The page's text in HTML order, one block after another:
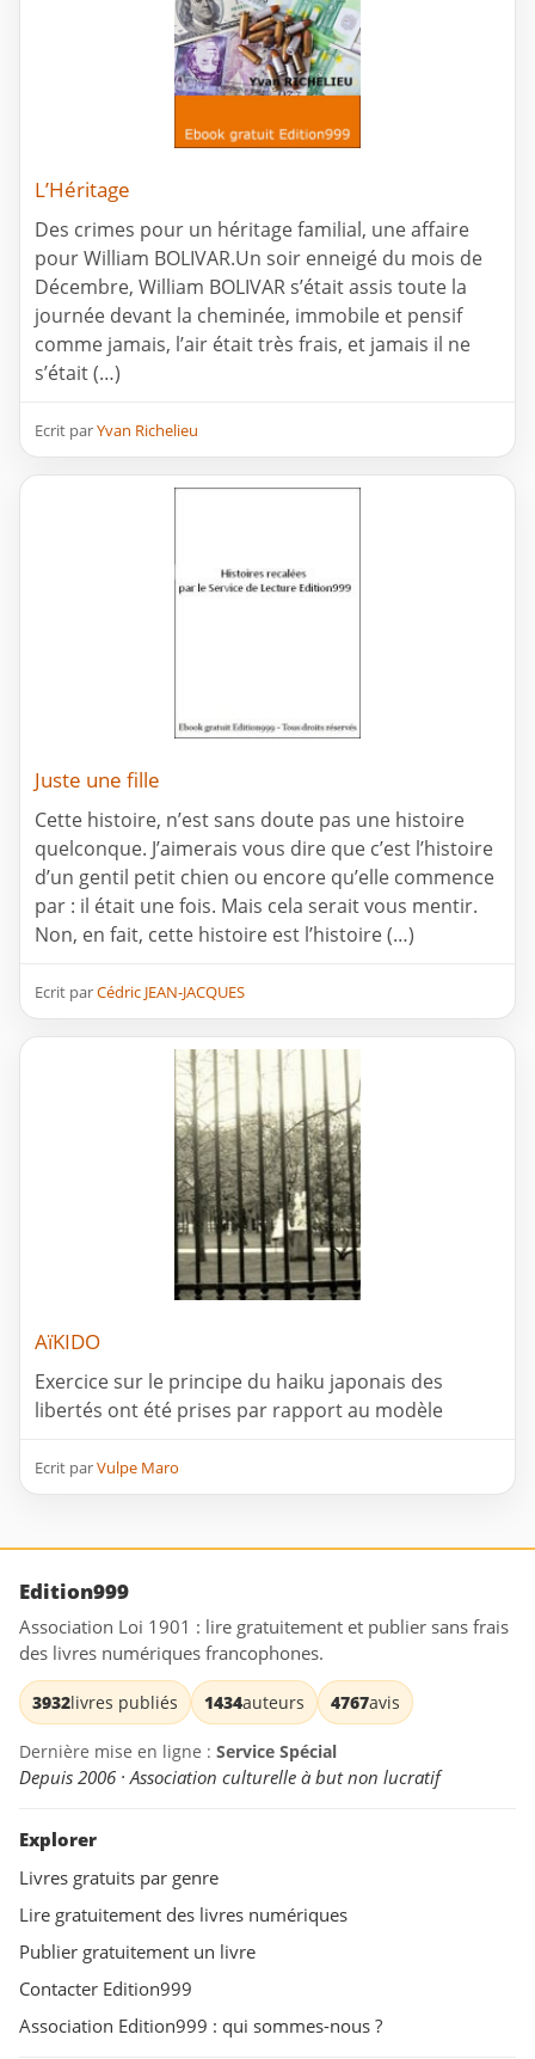
L’Héritage
Des crimes pour un héritage familial, une affaire
pour William BOLIVAR.Un soir enneigé du mois de
Décembre, William BOLIVAR s’était assis toute la
journée devant la cheminée, immobile et pensif
comme jamais, l’air était très frais, et jamais il ne
s’était (…)
Ecrit parYvan Richelieu
Juste une fille
Cette histoire, n’est sans doute pas une histoire
quelconque. J’aimerais vous dire que c’est l’histoire
d’un gentil petit chien ou encore qu’elle commence
par : il était une fois. Mais cela serait vous mentir.
Non, en fait, cette histoire est l’histoire (…)
Ecrit parCédric JEAN-JACQUES
AïKIDO
Exercice sur le principe du haiku japonais des
libertés ont été prises par rapport au modèle
Ecrit parVulpe Maro
Edition999
Association Loi 1901 : lire gratuitement et publier sans frais
des livres numériques francophones.
3932livres publiés 1434auteurs 4767avis
Dernière mise en ligne : Service Spécial
Depuis 2006 · Association culturelle à but non lucratif
Explorer
Livres gratuits par genre
Lire gratuitement des livres numériques
Publier gratuitement un livre
Contacter Edition999
Association Edition999 : qui sommes-nous ?